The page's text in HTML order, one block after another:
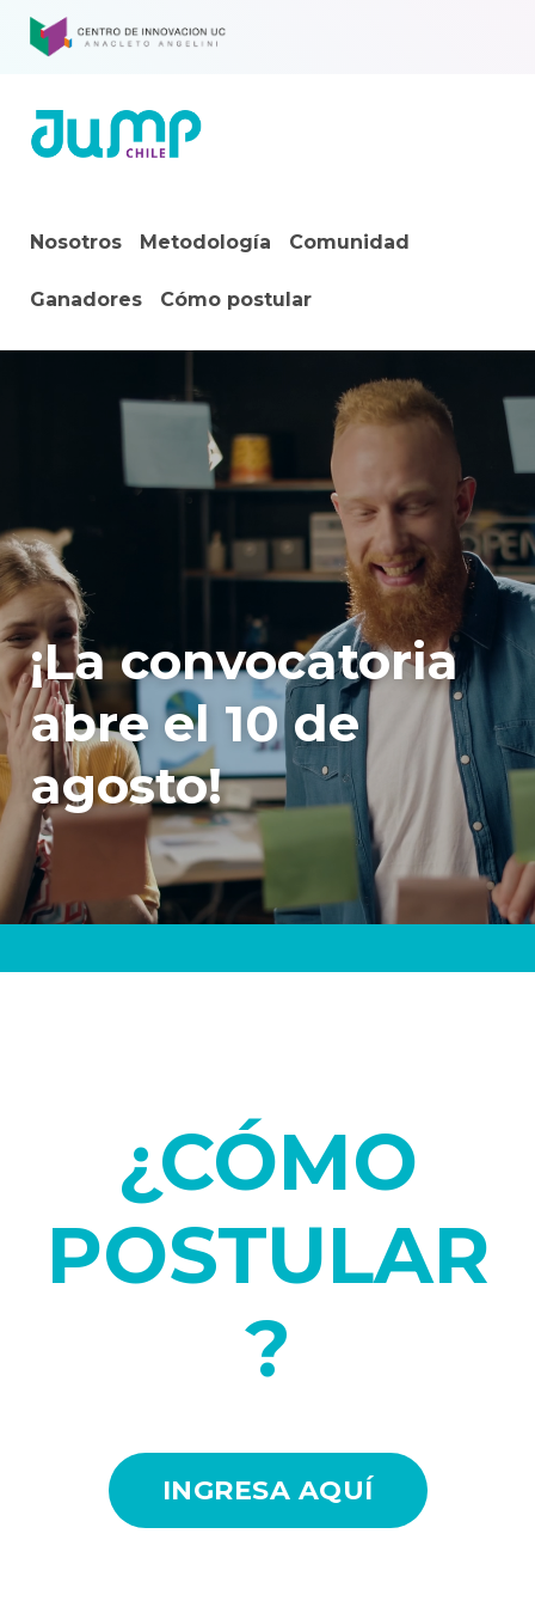
Nosotros Metodología Comunidad
Ganadores Cómo postular
¡La convocatoria
abre el 10 de
agosto!
¿CÓMO
POSTULAR
?
INGRESA AQUÍ